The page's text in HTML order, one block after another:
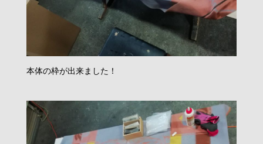
本体の枠が出来ました！